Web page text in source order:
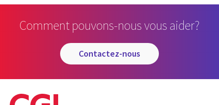
Comment pouvons-nous vous aider?
contactez-nous